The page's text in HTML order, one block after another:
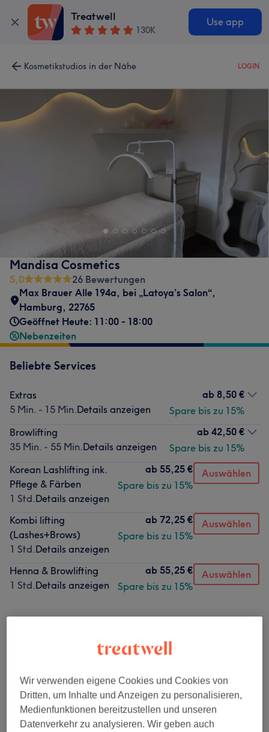
Treatwell
130K
Use app
Kosmetikstudios in der Nähe LOGIN
Mandisa Cosmetics
5,0
26 Bewertungen
Max Brauer Alle 194a, bei „Latoya’s Salon“,
Hamburg, 22765
Geöffnet Heute: 11:00 - 18:00
Nebenzeiten
Beliebte Services
Extras
5 Min. - 15 Min.Details anzeigen
ab 8,50 €
Spare bis zu 15%
Browlifting
35 Min. - 55 Min.Details anzeigen
ab 42,50 €
Spare bis zu 15%
Korean Lashlifting ink.
Pflege & Färben
1 Std.Details anzeigen
ab 55,25 €
Spare bis zu 15%
Auswählen
Kombi lifting
(Lashes+Brows)
1 Std.Details anzeigen
ab 72,25 €
Spare bis zu 15%
Auswählen
Henna & Browlifting
1 Std.Details anzeigen
ab 55,25 €
Spare bis zu 15%
Auswählen
Wimpernbehandlungen (6)
Wimpernverlängerungen (7) ab 8,50 €
Wir verwenden eigene Cookies und Cookies von
Dritten, um Inhalte und Anzeigen zu personalisieren,
Medienfunktionen bereitzustellen und unseren
Datenverkehr zu analysieren. Wir geben auch